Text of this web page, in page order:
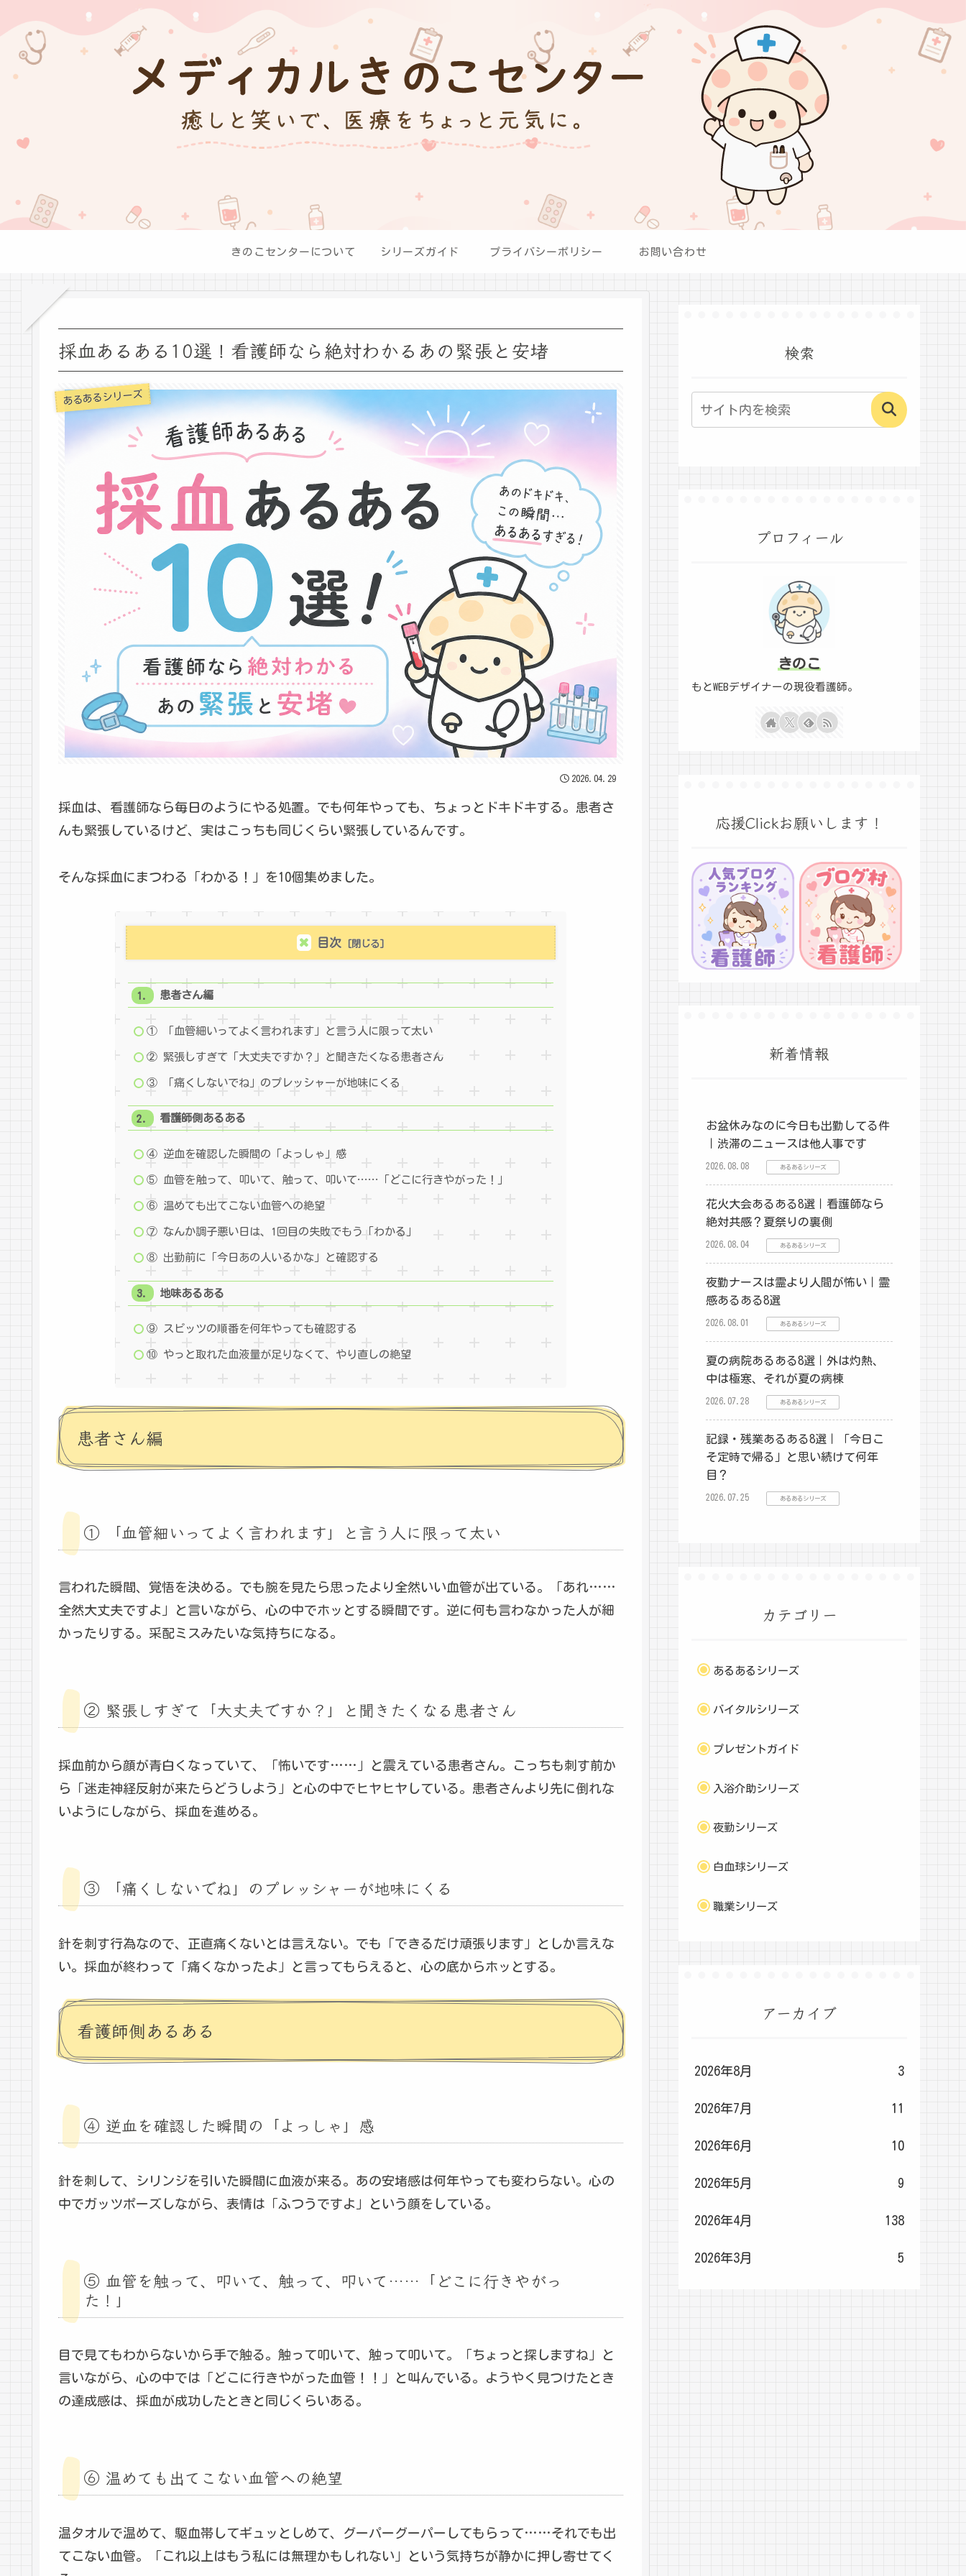
きのこセンターについて シリーズガイド プライバシーポリシー お問い合わせ
採血あるある10選！看護師なら絶対わかるあの緊張と安堵
あるあるシリーズ
2026.04.29
採血は、看護師なら毎日のようにやる処置。でも何年やっても、ちょっとドキドキする。患者さ
んも緊張しているけど、実はこっちも同じくらい緊張しているんです。
そんな採血にまつわる「わかる！」を10個集めました。
目次
患者さん編
① 「血管細いってよく言われます」と言う人に限って太い
② 緊張しすぎて「大丈夫ですか？」と聞きたくなる患者さん
③ 「痛くしないでね」のプレッシャーが地味にくる
看護師側あるある
④ 逆血を確認した瞬間の「よっしゃ」感
⑤ 血管を触って、叩いて、触って、叩いて……「どこに行きやがった！」
⑥ 温めても出てこない血管への絶望
⑦ なんか調子悪い日は、1回目の失敗でもう「わかる」
⑧ 出勤前に「今日あの人いるかな」と確認する
地味あるある
⑨ スピッツの順番を何年やっても確認する
⑩ やっと取れた血液量が足りなくて、やり直しの絶望
患者さん編
① 「血管細いってよく言われます」と言う人に限って太い
言われた瞬間、覚悟を決める。でも腕を見たら思ったより全然いい血管が出ている。「あれ……
全然大丈夫ですよ」と言いながら、心の中でホッとする瞬間です。逆に何も言わなかった人が細
かったりする。采配ミスみたいな気持ちになる。
② 緊張しすぎて「大丈夫ですか？」と聞きたくなる患者さん
採血前から顔が青白くなっていて、「怖いです……」と震えている患者さん。こっちも刺す前か
ら「迷走神経反射が来たらどうしよう」と心の中でヒヤヒヤしている。患者さんより先に倒れな
いようにしながら、採血を進める。
③ 「痛くしないでね」のプレッシャーが地味にくる
針を刺す行為なので、正直痛くないとは言えない。でも「できるだけ頑張ります」としか言えな
い。採血が終わって「痛くなかったよ」と言ってもらえると、心の底からホッとする。
看護師側あるある
④ 逆血を確認した瞬間の「よっしゃ」感
針を刺して、シリンジを引いた瞬間に血液が来る。あの安堵感は何年やっても変わらない。心の
中でガッツポーズしながら、表情は「ふつうですよ」という顔をしている。
⑤ 血管を触って、叩いて、触って、叩いて……「どこに行きやがっ
た！」
目で見てもわからないから手で触る。触って叩いて、触って叩いて。「ちょっと探しますね」と
言いながら、心の中では「どこに行きやがった血管！！」と叫んでいる。ようやく見つけたとき
の達成感は、採血が成功したときと同じくらいある。
⑥ 温めても出てこない血管への絶望
温タオルで温めて、駆血帯してギュッとしめて、グーパーグーパーしてもらって……それでも出
てこない血管。「これ以上はもう私には無理かもしれない」という気持ちが静かに押し寄せてく
検索
プロフィール
きのこ
もとWEBデザイナーの現役看護師。
応援Clickお願いします！
新着情報
お盆休みなのに今日も出勤してる件
｜渋滞のニュースは他人事です
2026.08.08 あるあるシリーズ
花火大会あるある8選｜看護師なら
絶対共感？夏祭りの裏側
2026.08.04 あるあるシリーズ
夜勤ナースは霊より人間が怖い｜霊
感あるある8選
2026.08.01 あるあるシリーズ
夏の病院あるある8選｜外は灼熱、
中は極寒、それが夏の病棟
2026.07.28 あるあるシリーズ
記録・残業あるある8選｜「今日こ
そ定時で帰る」と思い続けて何年
目？
2026.07.25 あるあるシリーズ
カテゴリー
あるあるシリーズ
バイタルシリーズ
プレゼントガイド
入浴介助シリーズ
夜勤シリーズ
白血球シリーズ
職業シリーズ
アーカイブ
2026年8月 3
2026年7月 11
2026年6月 10
2026年5月 9
2026年4月 138
2026年3月 5